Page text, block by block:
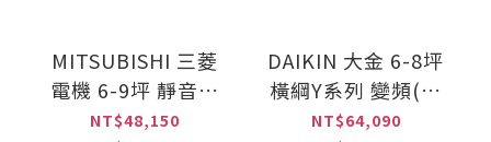
MITSUBISHI 三菱
電機 6-9坪 靜音大
師HA 變頻分離式冷
NT$48,150
DAIKIN 大金 6-8坪
橫綱Y系列 變頻(冷
暖)一對一冷氣
NT$64,090